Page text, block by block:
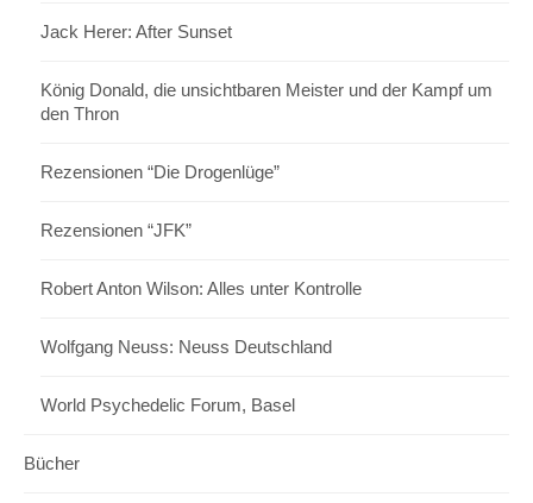
Jack Herer: After Sunset
König Donald, die unsichtbaren Meister und der Kampf um
den Thron
Rezensionen “Die Drogenlüge”
Rezensionen “JFK”
Robert Anton Wilson: Alles unter Kontrolle
Wolfgang Neuss: Neuss Deutschland
World Psychedelic Forum, Basel
Bücher